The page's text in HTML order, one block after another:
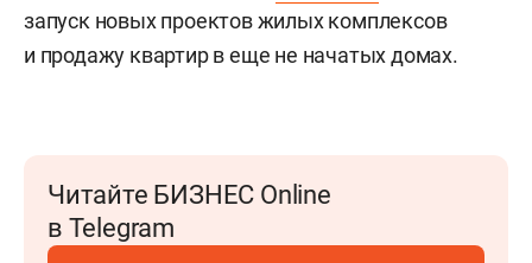
запуск новых проектов жилых комплексов
и продажу квартир в еще не начатых домах.
Читайте БИЗНЕС Online
в Telegram